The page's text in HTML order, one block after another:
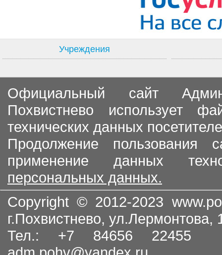
Учреждения
Официальный сайт
Похвистнево использует
технических данных
Продолжение пользования
применение данных
персональных данных.
Copyright © 2012-2023
г.Похвистнево, ул.Лермонтова,
Тел.: +7 84656